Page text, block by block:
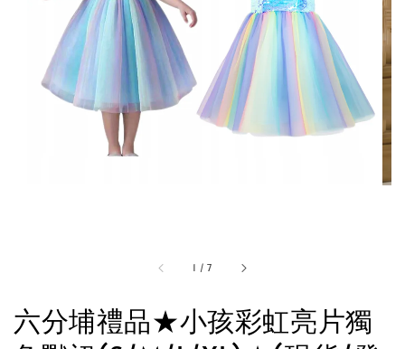
1 /7
六分埔禮品★小孩彩虹亮片獨